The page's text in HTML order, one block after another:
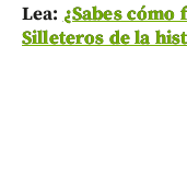
Lea: ¿Sabes
Silleteros de la